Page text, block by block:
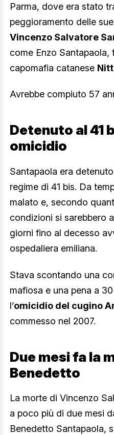
Parma, dove era stato
peggioramento delle
Vincenzo Salvatore
come Enzo
capomafia catanese
Avrebbe compiuto 57
Detenuto al 41
omicidio
Santapaola era
regime di 41 bis. Da
malato e, secondo
condizioni si sarebbero
giorni fino al decesso
ospedaliera emiliana.
Stava scontando una
mafiosa e una pena a
l’omicidio del cugino
commesso nel 2007.
Due mesi fa la
Benedetto
La morte di Vincenzo
a poco più di due mesi
Benedetto Santapaola,